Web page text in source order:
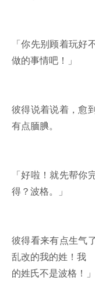
「你先别顾着玩
做的事情吧！」
彼得说着说着，愈
有点腼腆。
「好啦！就先帮
得？波格。」
彼得看来有点生气
乱改的我的姓！我
的姓氏不是波格！」